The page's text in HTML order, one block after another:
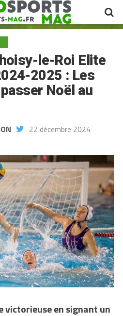
le-Roi Elite
2025 : Les
Noël au
22 décembre 2024
victorieuse en signant un